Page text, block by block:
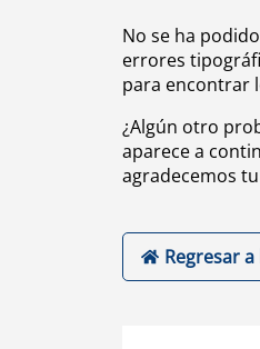
No se ha
errores
para encontrar
¿Algún otro
aparece a
agradecemos
Regresar